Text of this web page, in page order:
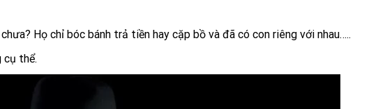
Họ chỉ bóc bánh trả tiền hay cặp bồ và đã có con riêng với nhau…..
thể.